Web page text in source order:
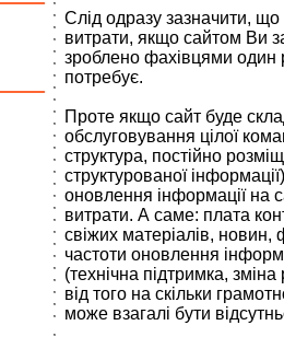
Слід одразу зазначити, що
витрати, якщо сайтом Ви
зроблено фахівцями один
потребує.
Проте якщо сайт буде
обслуговування цілої
структура, постійно
структурованої
оновлення інформації на
витрати. А саме: плата
свіжих матеріалів, новин,
частоти оновлення
(технічна підтримка,
від того на скільки
може взагалі бути